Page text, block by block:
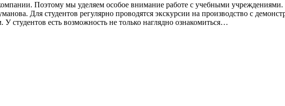
Поэтому мы уделяем особое внимание работе с учебными
Для студентов регулярно проводятся экскурсии на производство с
У студентов есть возможность не только наглядно ознакомиться…